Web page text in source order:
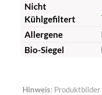
Nicht
Kühlgefiltert
Allergene
Bio-Siegel
Hinweis: